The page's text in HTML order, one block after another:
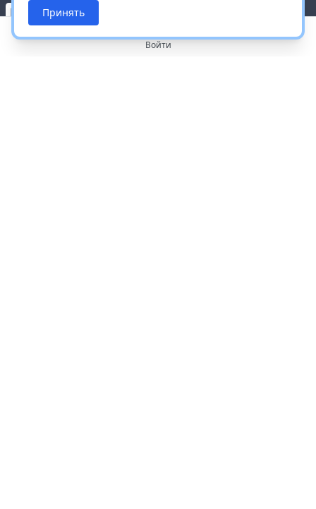
Принять
Войти